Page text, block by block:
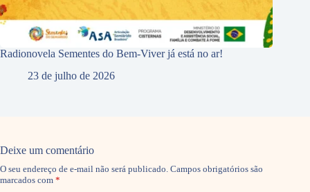
Radionovela Sementes do Bem-Viver já está no ar!
23 de julho de 2026
Deixe um comentário
O seu endereço de e-mail não será publicado. Campos obrigatórios são
marcados com *